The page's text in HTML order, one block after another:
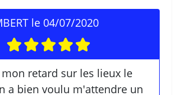
le 04/07/2020
retard sur les lieux le
a bien voulu m'attendre un